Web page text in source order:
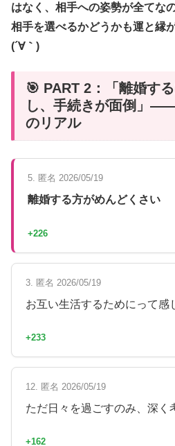
はなく、相手への姿勢が全てな
相手を選べるかどうかも運と縁
(´∀｀)
🎯 PART 2：「離婚す
し、手続きが面倒」
のリアル
5. 匿名 2026/05/19
離婚する方がめんどくさい
+226
3. 匿名 2026/05/19
お互い生活するためにって感
+233
12. 匿名 2026/05/19
ただ日々を過ごすのみ、深く
+162